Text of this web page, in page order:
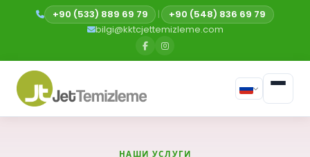
+90 (533) 889 69 79 |
+90 (548) 836 69 79
bilgi@kktcjettemizleme.com
НАШИ УСЛУГИ